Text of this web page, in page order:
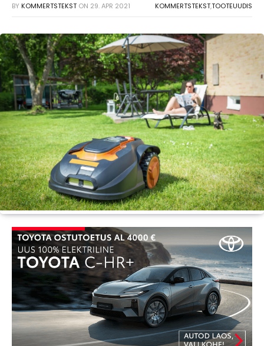
BY KOMMERTSTEKST ON 29. APR 2021 KOMMERTSTEKST,TOOTEUUDIS